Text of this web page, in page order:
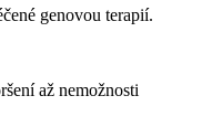
genovou terapií.
až nemožnosti